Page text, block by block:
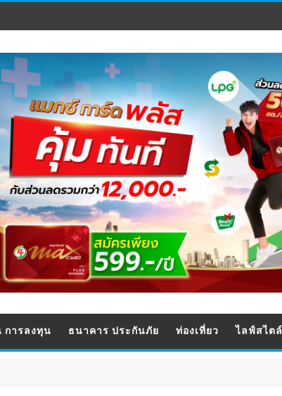
การลงทุน ธนาคาร ประกันภัย ท่องเที่ยว ไลฟ์สไตล์